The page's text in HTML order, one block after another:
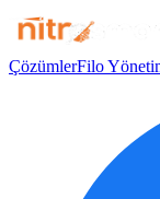
ÇözümlerFilo